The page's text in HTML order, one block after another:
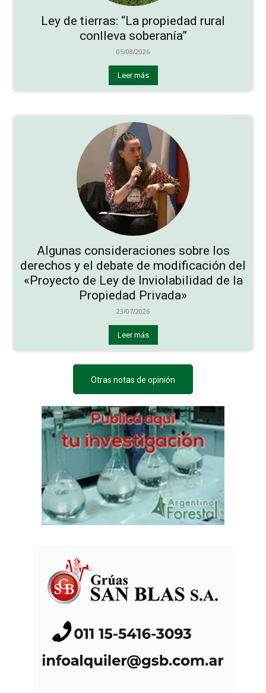
Ley de tierras: “La propiedad rural
conlleva soberanía”
05/08/2026
Leer más
Algunas consideraciones sobre los
derechos y el debate de modificación del
«Proyecto de Ley de Inviolabilidad de la
Propiedad Privada»
23/07/2026
Leer más
Otras notas de opinión